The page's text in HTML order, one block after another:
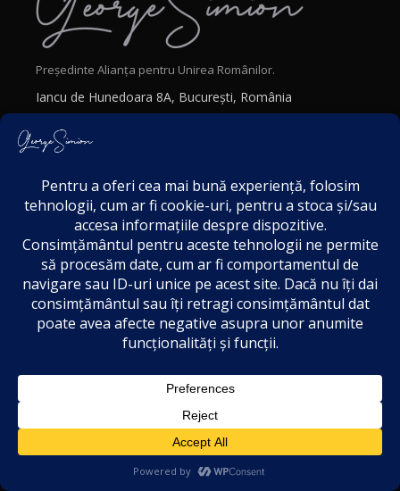
Președinte Alianța pentru Unirea Românilor.
Iancu de Hunedoara 8A, București, România
george.simion@cdep.ro
+40 754 779 920
Politică de confidențialitate
Politica cookies
Acordul de markting
46